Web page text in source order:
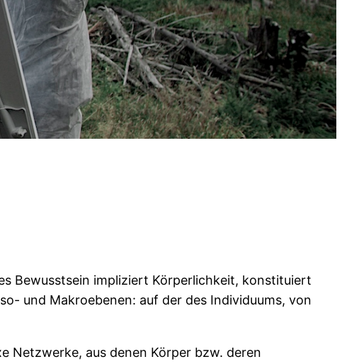
Bewusstsein impliziert Körperlichkeit, konstituiert
und Makroebenen: auf der des Individuums, von
Netzwerke, aus denen Körper bzw. deren